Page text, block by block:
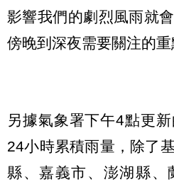
影響我們的劇烈風雨就
傍晚到深夜需要關注的重
另據氣象署下午4點更
24小時累積雨量，除了
縣、嘉義市、澎湖縣、